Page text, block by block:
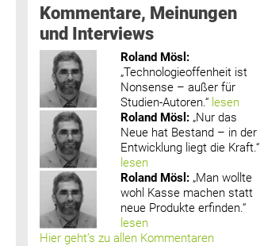
Kommentare, Meinungen
und Interviews
Roland Mösl :
„Technologieoffenheit ist
Nonsense – außer für
Studien-Autoren.“ lesen
Roland Mösl : „Nur das
Neue hat Bestand – in der
Entwicklung liegt die Kraft.“
lesen
Roland Mösl : „Man wollte
wohl Kasse machen statt
neue Produkte erfinden.“
lesen
Hier geht’s zu allen Kommentaren